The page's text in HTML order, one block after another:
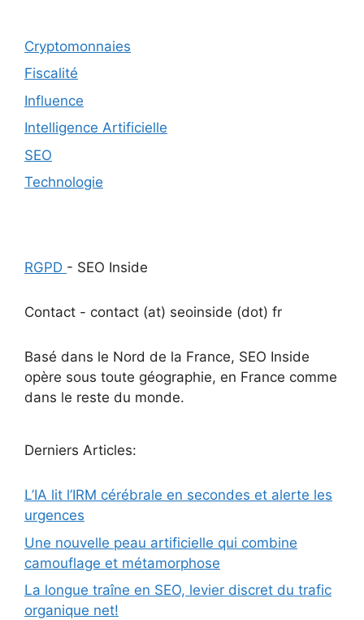
Cryptomonnaies
Fiscalité
Influence
Intelligence Artificielle
SEO
Technologie
RGPD - SEO Inside
Contact - contact (at) seoinside (dot) fr
Basé dans le Nord de la France, SEO Inside
opère sous toute géographie, en France comme
dans le reste du monde.
Derniers Articles:
L’IA lit l’IRM cérébrale en secondes et alerte les
urgences
Une nouvelle peau artificielle qui combine
camouflage et métamorphose
La longue traîne en SEO, levier discret du trafic
organique net!